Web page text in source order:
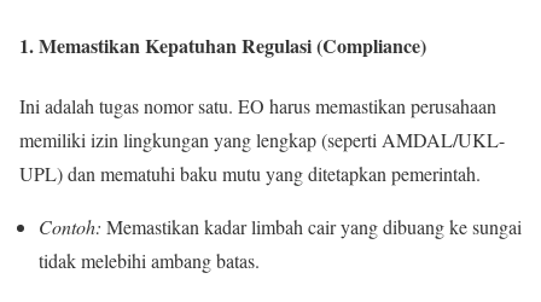
1. Memastikan Kepatuhan Regulasi (Compliance)
Ini adalah tugas nomor satu. EO harus memastikan perusahaan
memiliki izin lingkungan yang lengkap (seperti AMDAL/UKL-
UPL) dan mematuhi baku mutu yang ditetapkan pemerintah.
Contoh: Memastikan kadar limbah cair yang dibuang ke sungai
tidak melebihi ambang batas.